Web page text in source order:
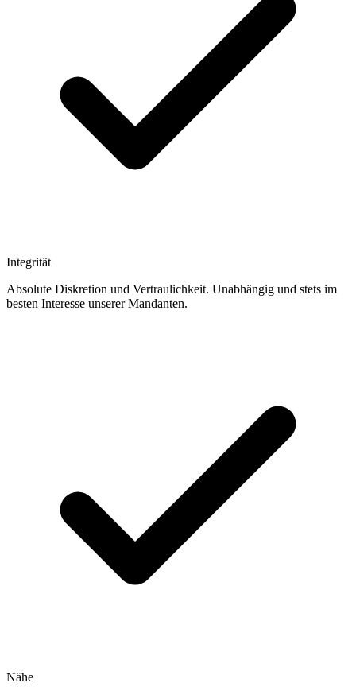
Integrität
Absolute Diskretion und Vertraulichkeit. Unabhängig und stets im
besten Interesse unserer Mandanten.
Nähe